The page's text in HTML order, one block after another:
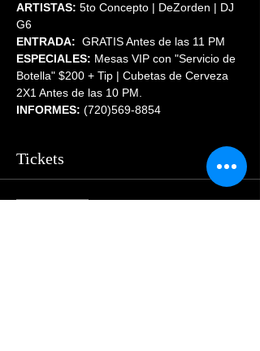
ARTISTAS: 5to Concepto | DeZorden | DJ
G6
ENTRADA: GRATIS Antes de las 11 PM
ESPECIALES: Mesas VIP con "Servicio de
Botella" $200 + Tip | Cubetas de Cerveza
2X1 Antes de las 10 PM.
INFORMES: (720)569-8854
Tickets